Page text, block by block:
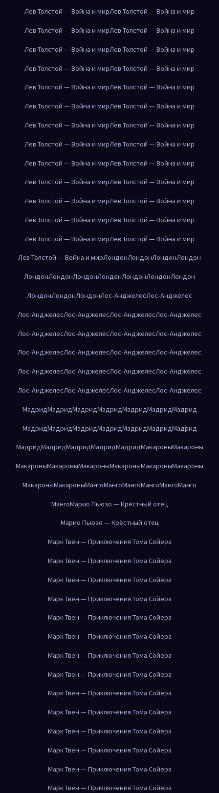
Лев Толстой — Война и мирЛев Толстой — Война и мир
Лев Толстой — Война и мирЛев Толстой — Война и мир
Лев Толстой — Война и мирЛев Толстой — Война и мир
Лев Толстой — Война и мирЛев Толстой — Война и мир
Лев Толстой — Война и мирЛев Толстой — Война и мир
Лев Толстой — Война и мирЛев Толстой — Война и мир
Лев Толстой — Война и мирЛев Толстой — Война и мир
Лев Толстой — Война и мирЛев Толстой — Война и мир
Лев Толстой — Война и мирЛев Толстой — Война и мир
Лев Толстой — Война и мирЛев Толстой — Война и мир
Лев Толстой — Война и мирЛев Толстой — Война и мир
Лев Толстой — Война и мирЛев Толстой — Война и мир
Лев Толстой — Война и мирЛев Толстой — Война и мир
Лев Толстой — Война и мирЛондонЛондонЛондонЛондон
ЛондонЛондонЛондонЛондонЛондонЛондонЛондон
ЛондонЛондонЛондонЛос-АнджелесЛос-Анджелес
Лос-АнджелесЛос-АнджелесЛос-АнджелесЛос-Анджелес
Лос-АнджелесЛос-АнджелесЛос-АнджелесЛос-Анджелес
Лос-АнджелесЛос-АнджелесЛос-АнджелесЛос-Анджелес
Лос-АнджелесЛос-АнджелесЛос-АнджелесЛос-Анджелес
Лос-АнджелесЛос-АнджелесЛос-АнджелесЛос-Анджелес
МадридМадридМадридМадридМадридМадридМадрид
МадридМадридМадридМадридМадридМадридМадрид
МадридМадридМадридМадридМадридМакароныМакароны
МакароныМакароныМакароныМакароныМакароныМакароны
МакароныМакароныМангоМангоМангоМангоМангоМанго
МангоМарио Пьюзо — Крёстный отец
Марио Пьюзо — Крёстный отец
Марк Твен — Приключения Тома Сойера
Марк Твен — Приключения Тома Сойера
Марк Твен — Приключения Тома Сойера
Марк Твен — Приключения Тома Сойера
Марк Твен — Приключения Тома Сойера
Марк Твен — Приключения Тома Сойера
Марк Твен — Приключения Тома Сойера
Марк Твен — Приключения Тома Сойера
Марк Твен — Приключения Тома Сойера
Марк Твен — Приключения Тома Сойера
Марк Твен — Приключения Тома Сойера
Марк Твен — Приключения Тома Сойера
Марк Твен — Приключения Тома Сойера
Марк Твен — Приключения Тома Сойера